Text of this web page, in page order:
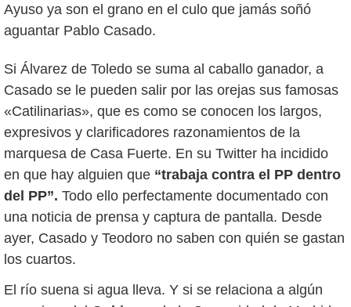
Ayuso ya son el grano en el culo que jamás soñó
aguantar Pablo Casado.
Si Álvarez de Toledo se suma al caballo ganador, a
Casado se le pueden salir por las orejas sus famosas
«Catilinarias», que es como se conocen los largos,
expresivos y clarificadores razonamientos de la
marquesa de Casa Fuerte. En su Twitter ha incidido
en que hay alguien que “trabaja contra el PP dentro
del PP”. Todo ello perfectamente documentado con
una noticia de prensa y captura de pantalla. Desde
ayer, Casado y Teodoro no saben con quién se gastan
los cuartos.
El río suena si agua lleva. Y si se relaciona a algún